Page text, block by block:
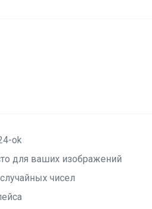
ok
для ваших изображений
чисел